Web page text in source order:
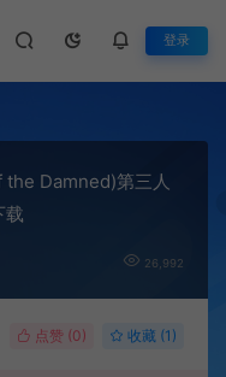
登录
Damned)第三人
载
26,992
点赞 (0) 收藏 (1)